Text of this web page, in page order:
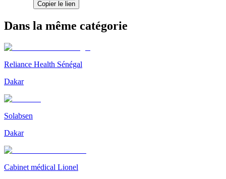
Copier le lien
Dans la même catégorie
Reliance Health Sénégal
Dakar
Solabsen
Dakar
Cabinet médical Lionel